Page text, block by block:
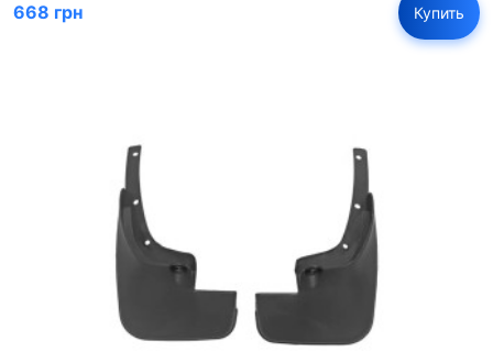
668 грн Купить